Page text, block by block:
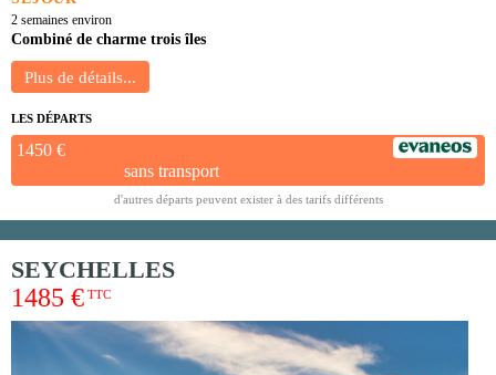
2 semaines environ
Combiné de charme trois îles
LES DÉPARTS
1450 €
sans transport
d'autres départs peuvent exister à des tarifs différents
SEYCHELLES
1485 € TTC